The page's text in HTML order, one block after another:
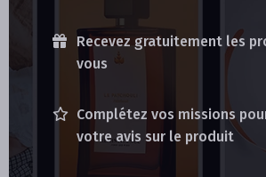
Recevez gratuitement les
vous
Complétez vos missions
votre avis sur le produit